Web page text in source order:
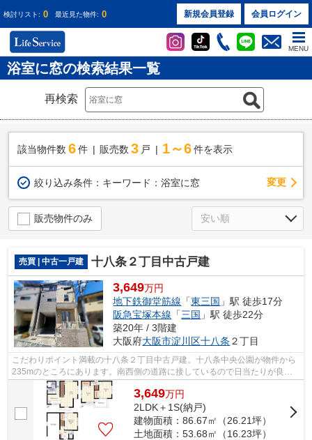
検討リスト: 0 最近見た物件: 0 新規会員登録 会員ログイン
MENU
浴室に窓の検索結果一覧
再検索
該当物件数 6件 販売数 3 戸 1～6 件を表示
絞り込み条件： キーワード：浴室に窓 変更
販売物件のみ
売買 | 中古一戸建 十八条２丁目中古戸建
3,649万円
地下鉄御堂筋線 「東三国 」駅 徒歩17分
阪急宝塚本線 「三国 」駅 徒歩22分
築20年 / 3階建
大阪府大阪市淀川区十八条 ２丁目
こだわりポイント満載の十八条２丁目中古戸建。十八条中央公園が物件から
235mのところにあります。南西側の道路に接しているので日当たりが良く
快適です。中古の戸建て物件は便利な価...
3,649万円
2LDK＋1S(納戸)
建物面積：86.67㎡（26.21坪）
土地面積：53.68㎡（16.23坪）